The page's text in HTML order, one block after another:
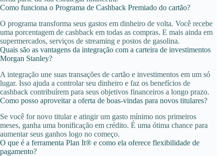
Como funciona o Programa de Cashback Premiado do cartão?
O programa transforma seus gastos em dinheiro de volta. Você recebe
uma porcentagem de cashback em todas as compras. E mais ainda em
supermercados, serviços de streaming e postos de gasolina.
Quais são as vantagens da integração com a carteira de investimentos
Morgan Stanley?
A integração une suas transações de cartão e investimentos em um só
lugar. Isso ajuda a controlar seu dinheiro e faz os benefícios de
cashback contribuírem para seus objetivos financeiros a longo prazo.
Como posso aproveitar a oferta de boas-vindas para novos titulares?
Se você for novo titular e atingir um gasto mínimo nos primeiros
meses, ganha uma bonificação em crédito. É uma ótima chance para
aumentar seus ganhos logo no começo.
O que é a ferramenta Plan It® e como ela oferece flexibilidade de
pagamento?